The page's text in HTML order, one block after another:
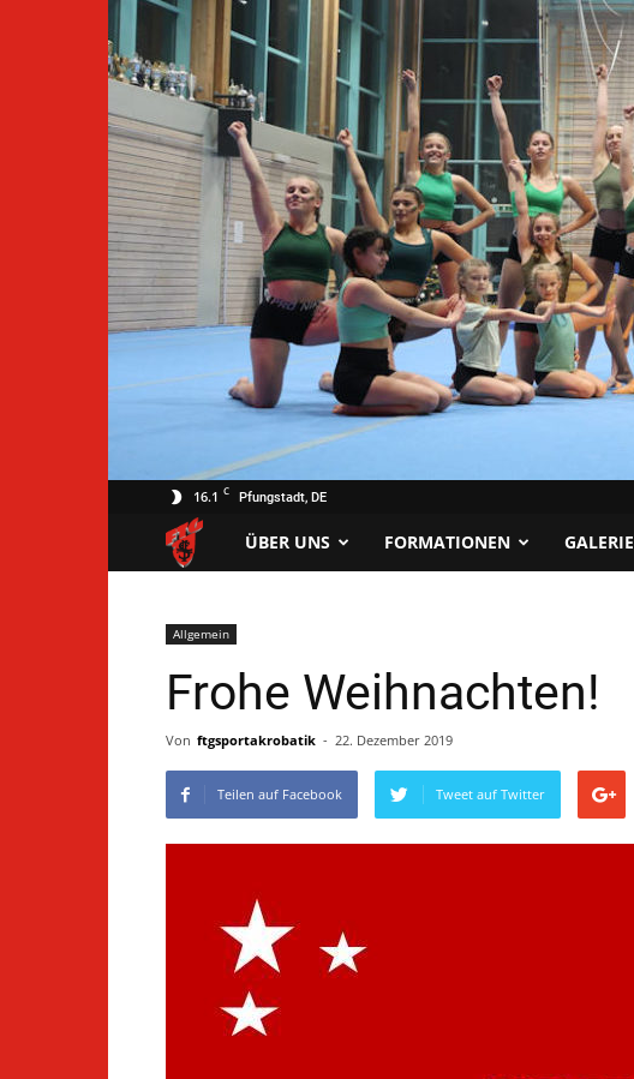
16.1 C Pfungstadt, DE
FTGÜBER UNS FORMATIONEN GALERIE
Allgemein
Frohe Weihnachten!
Von ftgsportakrobatik - 22. Dezember 2019
Teilen auf Facebook Tweet auf Twitter